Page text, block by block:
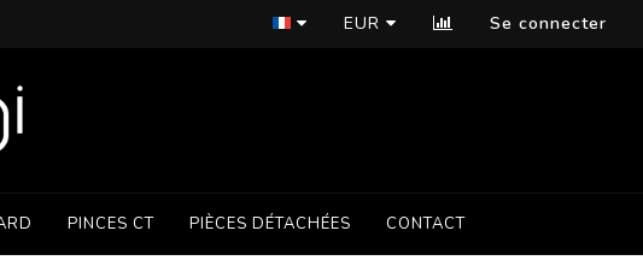
EUR Se connecter
PINCES CT PIÈCES DÉTACHÉES CONTACT